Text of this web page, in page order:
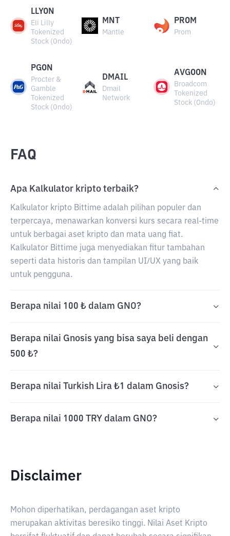
LLYON
Eli Lilly
Tokenized
Stock (Ondo)
MNT
Mantle
PROM
Prom
PGON
Procter &
Gamble
Tokenized
Stock (Ondo)
DMAIL
Dmail
Network
AVGOON
Broadcom
Tokenized
Stock (Ondo)
FAQ
Apa Kalkulator kripto terbaik?
Kalkulator kripto Bittime adalah pilihan populer dan
terpercaya, menawarkan konversi kurs secara real-time
untuk berbagai aset kripto dan mata uang fiat.
Kalkulator Bittime juga menyediakan fitur tambahan
seperti data historis dan tampilan UI/UX yang baik
untuk pengguna.
Berapa nilai 100 ₺ dalam GNO?
Berapa nilai Gnosis yang bisa saya beli dengan
500 ₺?
Berapa nilai Turkish Lira ₺1 dalam Gnosis?
Berapa nilai 1000 TRY dalam GNO?
Disclaimer
Mohon diperhatikan, perdagangan aset kripto
merupakan aktivitas beresiko tinggi. Nilai Aset Kripto